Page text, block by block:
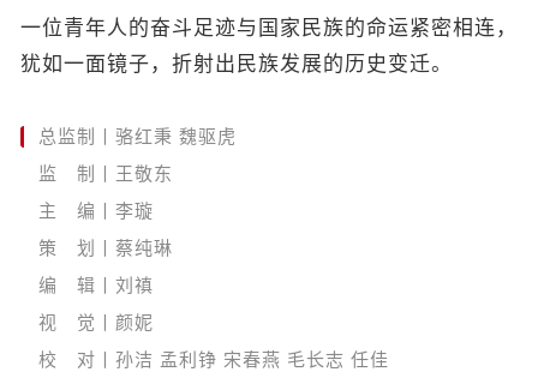
一位青年人的奋斗足迹与国家民族的命运紧密相连，
犹如一面镜子，折射出民族发展的历史变迁。
总监制丨骆红秉 魏驱虎
监 制丨王敬东
主 编丨李璇
策 划丨蔡纯琳
编 辑丨刘禛
视 觉丨颜妮
校 对丨孙洁 孟利铮 宋春燕 毛长志 任佳